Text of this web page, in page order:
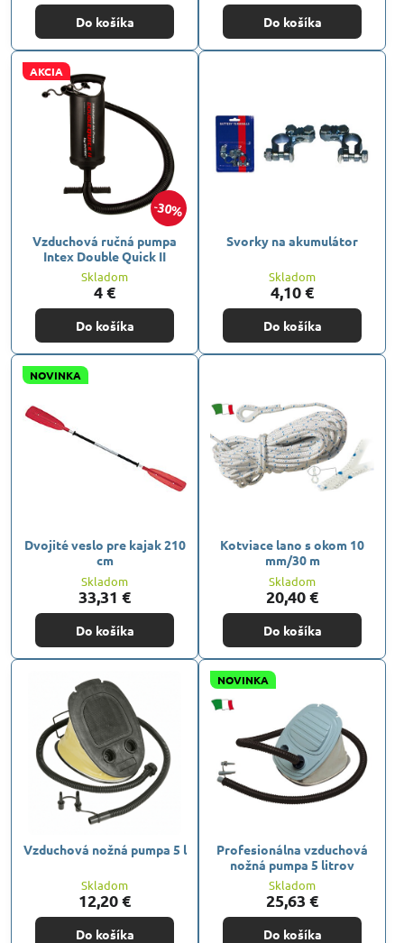
Do košíka Do košíka
30%
AKCIA
Vzduchová ručná pumpa
Intex Double Quick II
Skladom
4 €
Do košíka
Svorky na akumulátor
Skladom
4,10 €
Do košíka
NOVINKA
Dvojité veslo pre kajak 210
cm
Skladom
33,31 €
Do košíka
Kotviace lano s okom 10
mm/30 m
Skladom
20,40 €
Do košíka
Vzduchová nožná pumpa 5 l
Skladom
12,20 €
Do košíka
NOVINKA
Profesionálna vzduchová
nožná pumpa 5 litrov
Skladom
25,63 €
Do košíka